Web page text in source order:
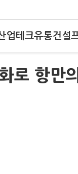
업테크유통건설
로 항만